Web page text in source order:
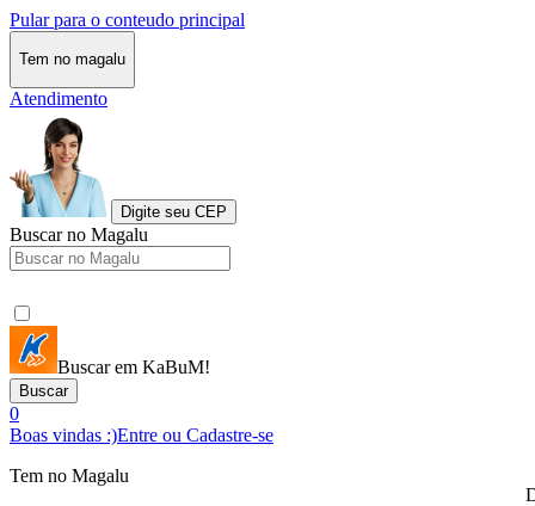
Pular para o conteudo principal
Tem no magalu
Atendimento
Digite seu CEP
Buscar no Magalu
Buscar em KaBuM!
Buscar
0
Boas vindas :)Entre ou Cadastre-se
Tem no Magalu